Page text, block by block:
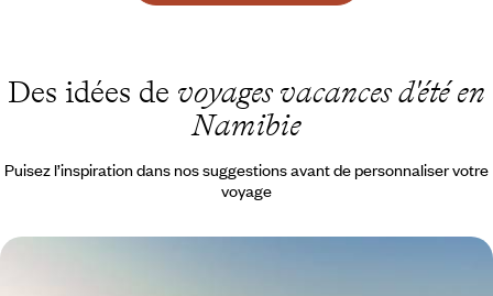
Des idées de voyages vacances d'été en
Namibie
Puisez l’inspiration dans nos suggestions avant de personnaliser votre
voyage